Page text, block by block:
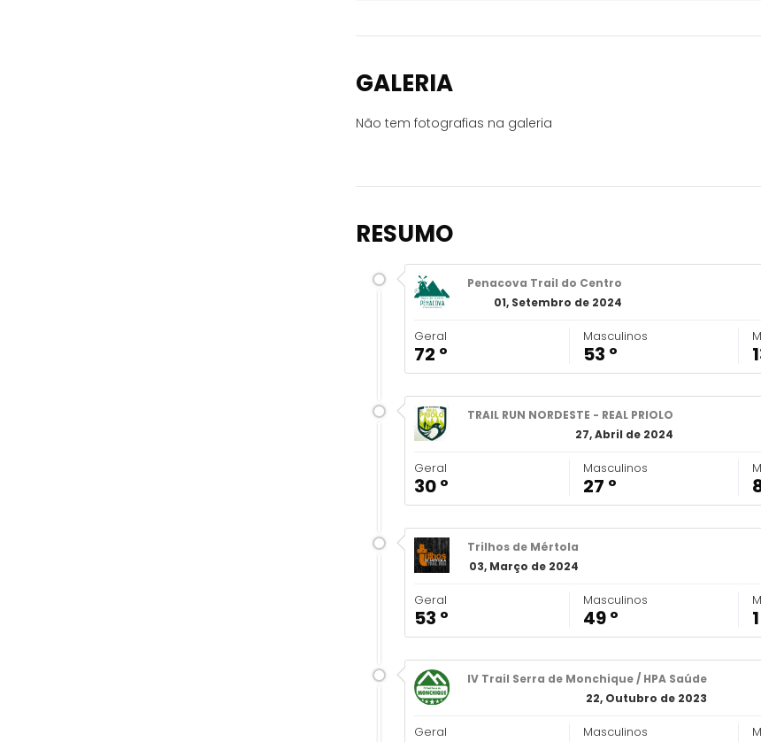
GALERIA
Não tem fotografias na galeria
RESUMO
Penacova Trail do Centro
01, Setembro de 2024
Geral
72 º
Masculinos
53 º
TRAIL RUN NORDESTE - REAL PRIOLO
27, Abril de 2024
Geral
30 º
Masculinos
27 º
Trilhos de Mértola
03, Março de 2024
Geral
53 º
Masculinos
49 º
IV Trail Serra de Monchique / HPA Saúde
22, Outubro de 2023
Geral Masculinos